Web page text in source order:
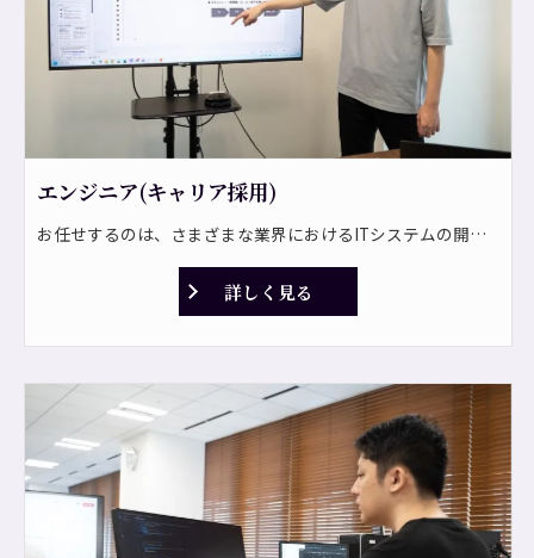
エンジニア(キャリア採用)
お任せするのは、さまざまな業界におけるITシステムの開発です。 システム開発からネットワーク構築まで豊富なプロジェクトがあり、要件定義から運用・保守までトータルでサポートします。 <プロジェクト一例> ・企業向け基幹業務システムの開発 ・サーバ構築、ネットワーク構築 ・業務ソリューションの提案、導入、運用支援 ・コンシューマ向けアプリケーションの開発 ・ICTに関わるコンサルティング業務 ＊見積作成、部品管理などの基幹システムを開発します。 ＊期間は短い案件で6ヶ月、長い案件で3年です。 ⇒常駐の可能性もあり！ <自社パッケー開発> 今後は事業拡大に伴い、ストック型のビジネスを通じて、安定して利益を生み出せる体制を整えていく方針です。 自社パッケージ製品の開発も担っていただきたいと考えています！
詳しく見る